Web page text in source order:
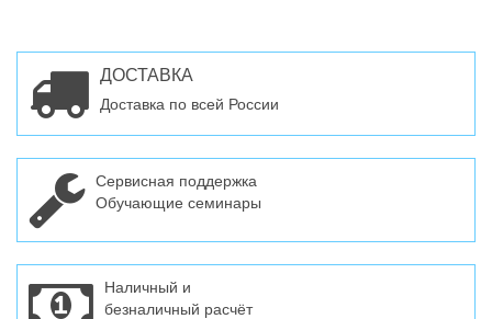
ДОСТАВКА
Доставка по всей России
Сервисная поддержка
Обучающие семинары
Наличный и
безналичный расчёт